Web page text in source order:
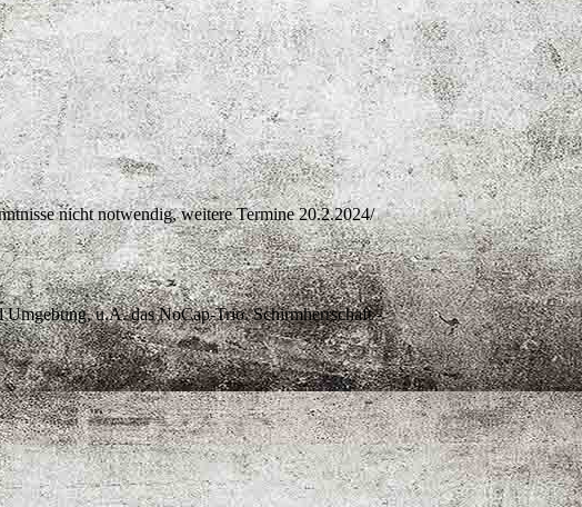
nicht notwendig, weitere Termine 20.2.2024/
Umgebung, u.A. das NoCap-Trio. Schirmherrschaft -